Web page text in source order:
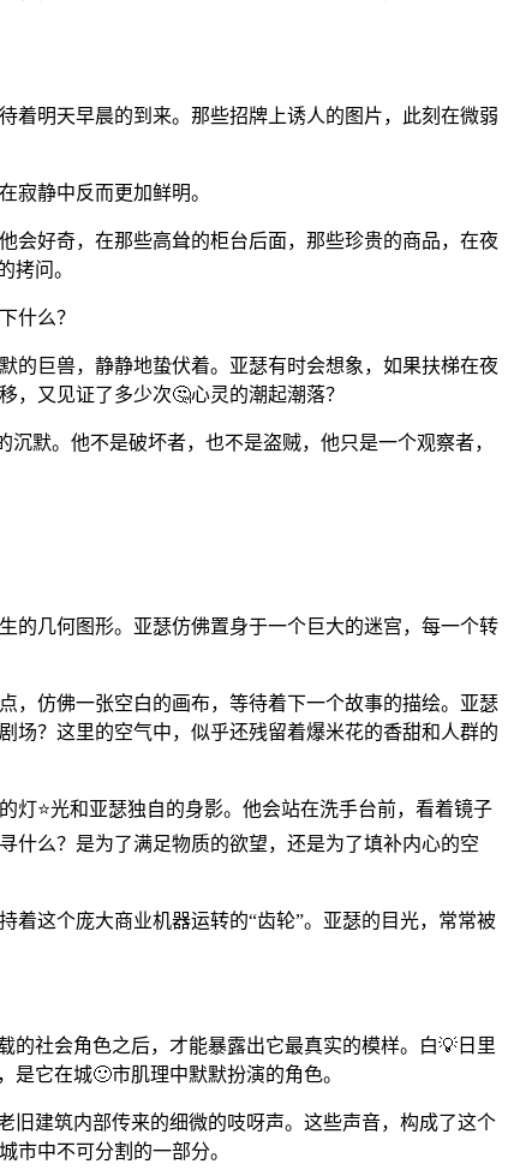
着明天早晨的到来。那些招牌上诱人的图片，此刻在微弱
寂静中反而更加鲜明。
会好奇，在那些高耸的柜台后面，那些珍贵的商品，在夜
拷问。
什么？
的巨兽，静静地蛰伏着。亚瑟有时会想象，如果扶梯在夜
，又见证了多少次🤔心灵的潮起潮落？
默。他不是破坏者，也不是盗贼，他只是一个观察者，
的几何图形。亚瑟仿佛置身于一个巨大的迷宫，每一个转
，仿佛一张空白的画布，等待着下一个故事的描绘。亚瑟
场？这里的空气中，似乎还残留着爆米花的香甜和人群的
⭐光和亚瑟独自的身影。他会站在洗手台前，看着镜子
什么？是为了满足物质的欲望，还是为了填补内心的空
这个庞大商业机器运转的“齿轮”。亚瑟的目光，常常被
的社会角色之后，才能暴露出它最真实的模样。白💡日里
它在城🙂市肌理中默默扮演的角色。
旧建筑内部传来的细微的吱呀声。这些声音，构成了这个
市中不可分割的一部分。